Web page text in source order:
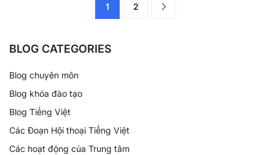
1 2
BLOG CATEGORIES
Blog chuyên môn
Blog khóa đào tạo
Blog Tiếng Việt
Các Đoạn Hội thoại Tiếng Việt
Các hoạt động của Trung tâm